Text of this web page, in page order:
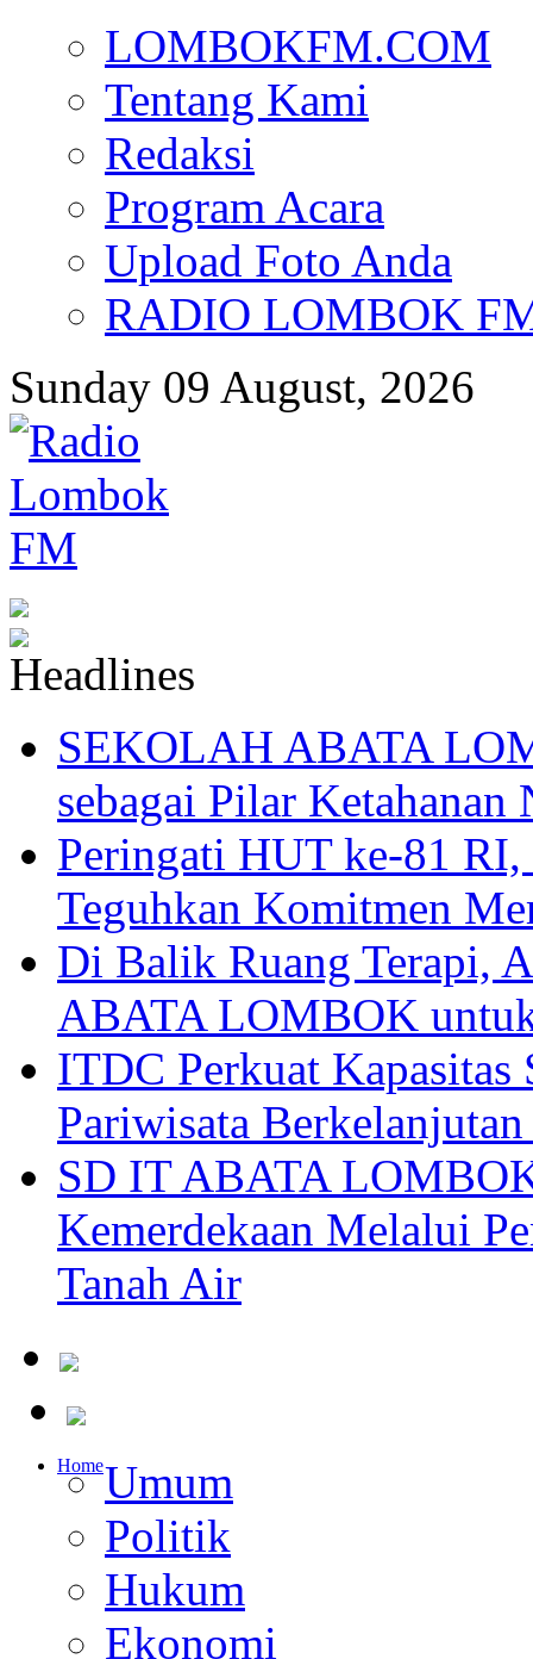
LOMBOKFM.COM
Tentang Kami
Redaksi
Program Acara
Upload Foto Anda
RADIO LOMBOK
Sunday 09 August, 2026
SEKOLAH ABATA
sebagai Pilar Ketahanan
Peringati HUT ke-81
Teguhkan Komitmen
Di Balik Ruang Terapi,
ABATA LOMBOK
ITDC Perkuat
Pariwisata
SD IT ABATA
Kemerdekaan Melalui
Tanah Air
HomeUmum
Politik
Hukum
Ekonomi